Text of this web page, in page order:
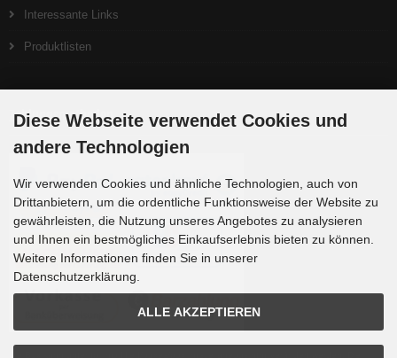
Interessante Links
Produktlisten
Zahlungsmethoden
Diese Webseite verwendet Cookies und
andere Technologien
Wir verwenden Cookies und ähnliche Technologien, auch von
Drittanbietern, um die ordentliche Funktionsweise der Website zu
gewährleisten, die Nutzung unseres Angebotes zu analysieren
und Ihnen ein bestmögliches Einkaufserlebnis bieten zu können.
Weitere Informationen finden Sie in unserer
Datenschutzerklärung.
ALLE AKZEPTIEREN